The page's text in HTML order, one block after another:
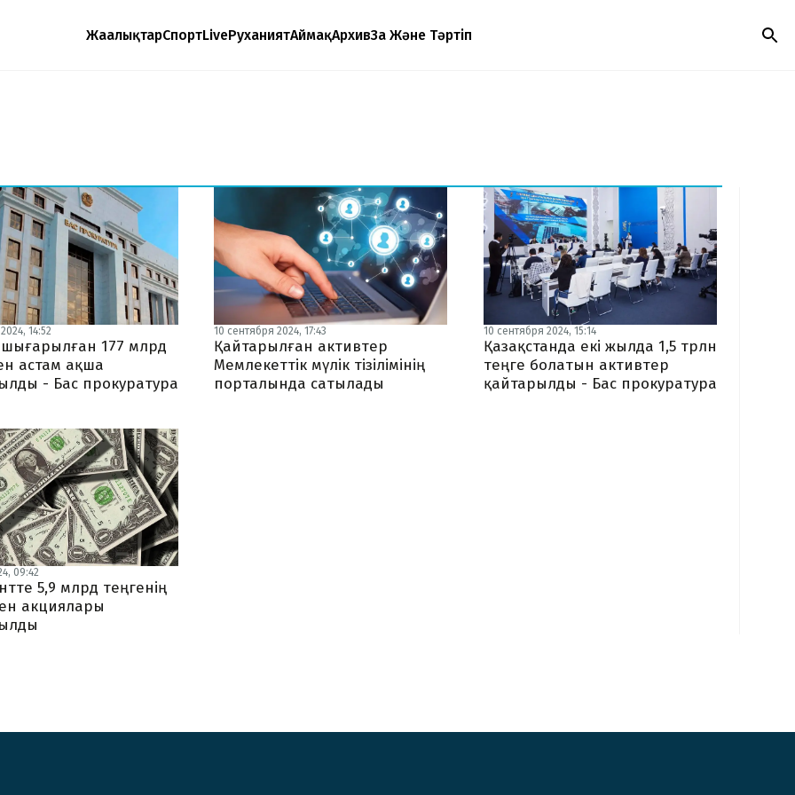
ЖаңалықтарСпортLiveРуханиятАймақАрхивЗаң Және Тәртіп
14:52
177 млрд
астам ақша
- Бас прокуратура
10 сентября 2024, 17:43
Қайтарылған активтер
Мемлекеттік мүлік тізілімінің
порталында сатылады
10 сентября 2024, 15:14
Қазақстанда екі жылда 1,5 трлн
теңге болатын активтер
қайтарылды - Бас прокуратура
09:42
5,9 млрд теңгенің
акциялары